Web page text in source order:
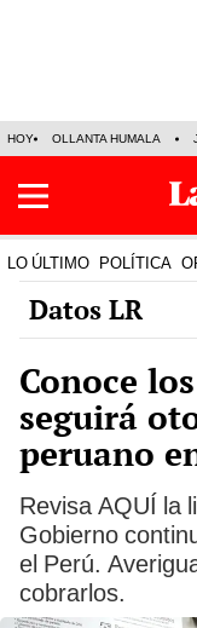
HOY OLLANTA HUMALA
LO ÚLTIMO POLÍTICA
Datos LR
Conoce
seguirá
peruano
Revisa AQUÍ la
Gobierno
el Perú.
cobrarlos.